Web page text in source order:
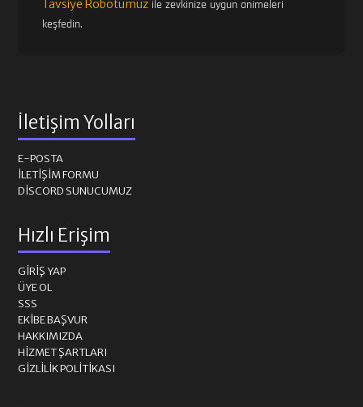
Tavsiye Robotumuz ile zevkinize uygun animeleri
keşfedin.
İletişim Yolları
E-POSTA
İLETIŞIM FORMU
DISCORD SUNUCUMUZ
Hızlı Erişim
GIRIŞ YAP
ÜYE OL
SSS
EKIBE BAŞVUR
HAKKIMIZDA
HIZMET ŞARTLARI
GIZLILIK POLITIKASI